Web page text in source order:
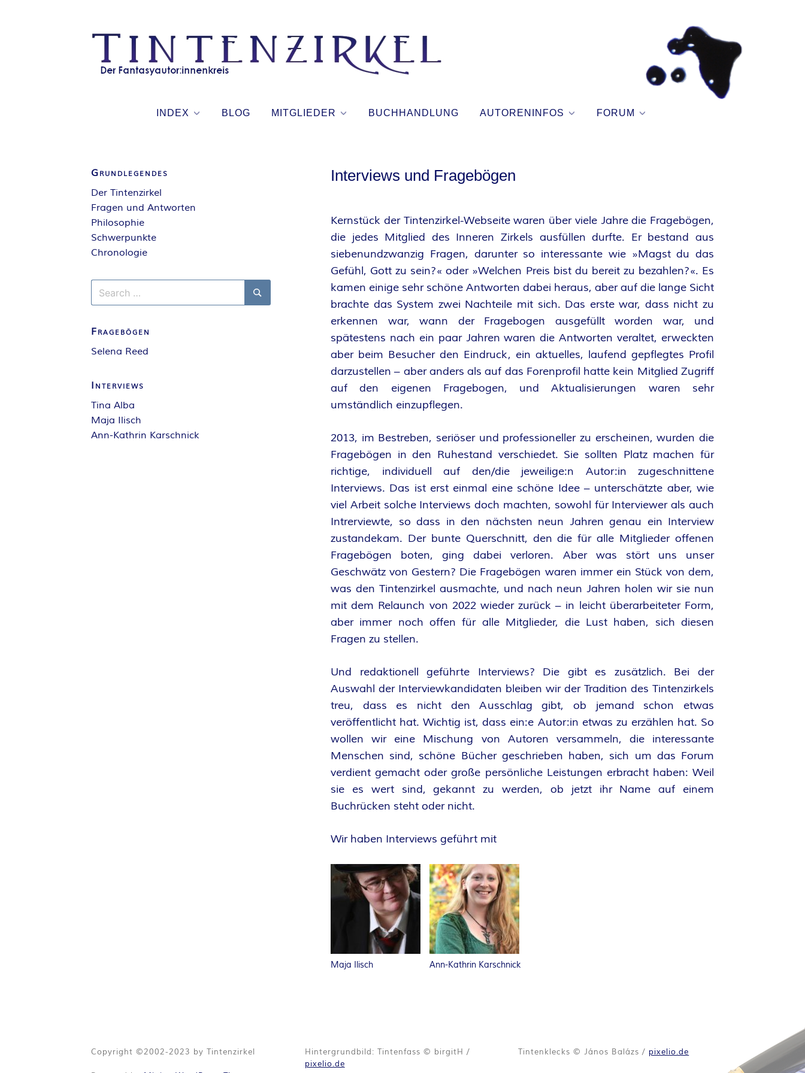
N
E
N
Z
I
R
K
E
L
–
D
E
R
F
A
N
T
S
Y
A
U
T
O
R
:
I
N
N
K
INDEX BLOG MITGLIEDER BUCHHANDLUNG AUTORENINFOS FORUM
Interviews und Fragebögen
Kernstück der Tintenzirkel-Webseite waren über viele Jahre die Fragebögen,
die jedes Mitglied des Inneren Zirkels ausfüllen durfte. Er bestand aus
siebenundzwanzig Fragen, darunter so interessante wie »Magst du das
Gefühl, Gott zu sein?« oder »Welchen Preis bist du bereit zu bezahlen?«. Es
kamen einige sehr schöne Antworten dabei heraus, aber auf die lange Sicht
brachte das System zwei Nachteile mit sich. Das erste war, dass nicht zu
erkennen war, wann der Fragebogen ausgefüllt worden war, und
spätestens nach ein paar Jahren waren die Antworten veraltet, erweckten
aber beim Besucher den Eindruck, ein aktuelles, laufend gepflegtes Profil
darzustellen – aber anders als auf das Forenprofil hatte kein Mitglied Zugriff
auf den eigenen Fragebogen, und Aktualisierungen waren sehr
umständlich einzupflegen.
2013, im Bestreben, seriöser und professioneller zu erscheinen, wurden die
Fragebögen in den Ruhestand verschiedet. Sie sollten Platz machen für
richtige, individuell auf den/die jeweilige:n Autor:in zugeschnittene
Interviews. Das ist erst einmal eine schöne Idee – unterschätzte aber, wie
viel Arbeit solche Interviews doch machten, sowohl für Interviewer als auch
Intrerviewte, so dass in den nächsten neun Jahren genau ein Interview
zustandekam. Der bunte Querschnitt, den die für alle Mitglieder offenen
Fragebögen boten, ging dabei verloren. Aber was stört uns unser
Geschwätz von Gestern? Die Fragebögen waren immer ein Stück von dem,
was den Tintenzirkel ausmachte, und nach neun Jahren holen wir sie nun
mit dem Relaunch von 2022 wieder zurück – in leicht überarbeiteter Form,
aber immer noch offen für alle Mitglieder, die Lust haben, sich diesen
Fragen zu stellen.
Und redaktionell geführte Interviews? Die gibt es zusätzlich. Bei der
Auswahl der Interviewkandidaten bleiben wir der Tradition des Tintenzirkels
treu, dass es nicht den Ausschlag gibt, ob jemand schon etwas
veröffentlicht hat. Wichtig ist, dass ein:e Autor:in etwas zu erzählen hat. So
wollen wir eine Mischung von Autoren versammeln, die interessante
Menschen sind, schöne Bücher geschrieben haben, sich um das Forum
verdient gemacht oder große persönliche Leistungen erbracht haben: Weil
sie es wert sind, gekannt zu werden, ob jetzt ihr Name auf einem
Buchrücken steht oder nicht.
Wir haben Interviews geführt mit
Maja Ilisch Ann-Kathrin Karschnick
Grundlegendes
Der Tintenzirkel
Fragen und Antworten
Philosophie
Schwerpunkte
Chronologie
Search
for:
Search
Fragebögen
Selena Reed
Interviews
Tina Alba
Maja Ilisch
Ann-Kathrin Karschnick
Copyright ©2002-2023 by Tintenzirkel
Hintergrundbild: Tintenfass © birgitH /
pixelio.de
Tintenklecks © János Balázs / pixelio.de